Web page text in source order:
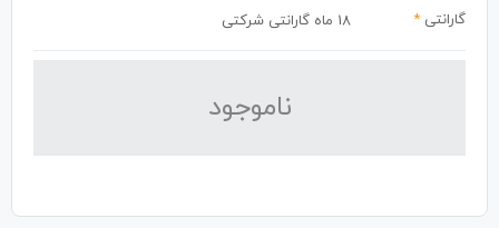
گارانتی * 18 ماه گارانتی شرکتی
نا‌موجود